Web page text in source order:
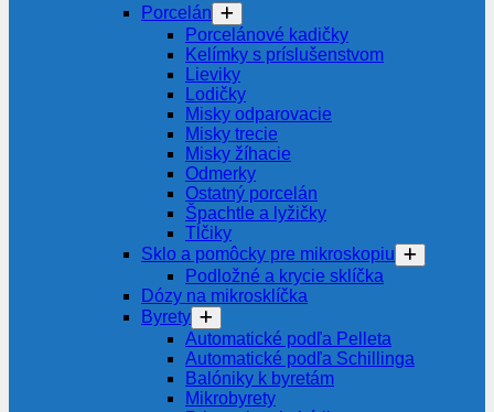
Porcelán
Porcelánové kadičky
Kelímky s príslušenstvom
Lieviky
Lodičky
Misky odparovacie
Misky trecie
Misky žíhacie
Odmerky
Ostatný porcelán
Špachtle a lyžičky
Tĺčiky
Sklo a pomôcky pre mikroskopiu
Podložné a krycie sklíčka
Dózy na mikrosklíčka
Byrety
Automatické podľa Pelleta
Automatické podľa Schillinga
Balóniky k byretám
Mikrobyrety